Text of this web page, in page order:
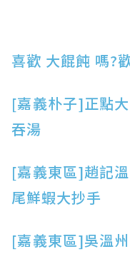
喜歡 大餛飩 嗎?
[嘉義朴子]正點
吞湯
[嘉義東區]趙記
尾鮮蝦大抄手
[嘉義東區]吳溫